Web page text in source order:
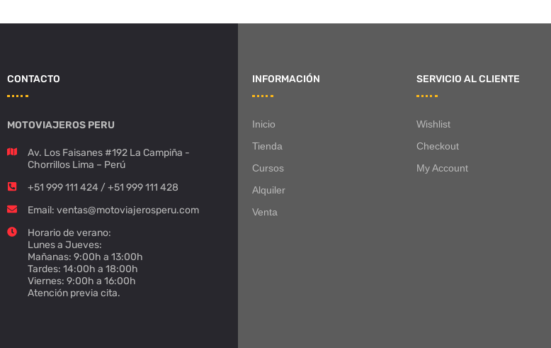
CONTACTO
MOTOVIAJEROS PERU
Av. Los Faisanes #192 La Campiña -
Chorrillos Lima – Perú
+51 999 111 424 / +51 999 111 428
Email: ventas@motoviajerosperu.com
Horario de verano:
Lunes a Jueves:
Mañanas: 9:00h a 13:00h
Tardes: 14:00h a 18:00h
Viernes: 9:00h a 16:00h
Atención previa cita.
INFORMACIÓN
Inicio
Tienda
Cursos
Alquiler
Venta
SERVICIO AL CLIENTE
Wishlist
Checkout
My Account